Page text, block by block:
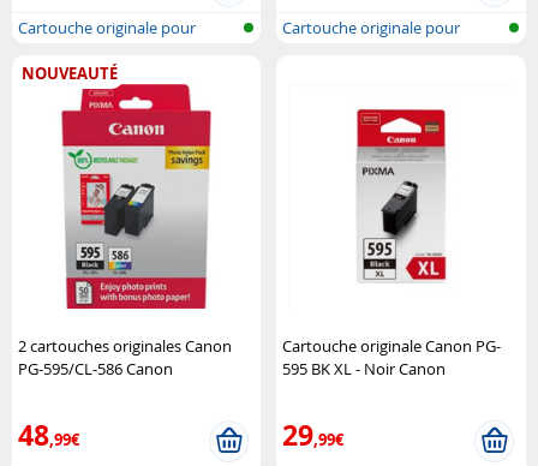
Cartouche originale pour
Cartouche originale pour
NOUVEAUTÉ
2 cartouches originales Canon
PG-595/CL-586 Canon
48,99€
Cartouche originale Canon PG-
595 BK XL - Noir Canon
29,99€